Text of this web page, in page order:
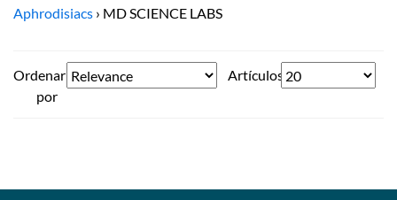
Aphrodisiacs › MD SCIENCE LABS
Ordenar
por
Artículos